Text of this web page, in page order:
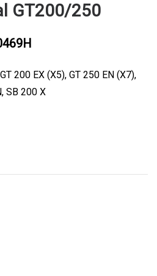
GT200/250
200 EX (X5), GT 250 EN (X7),
SB 200 X